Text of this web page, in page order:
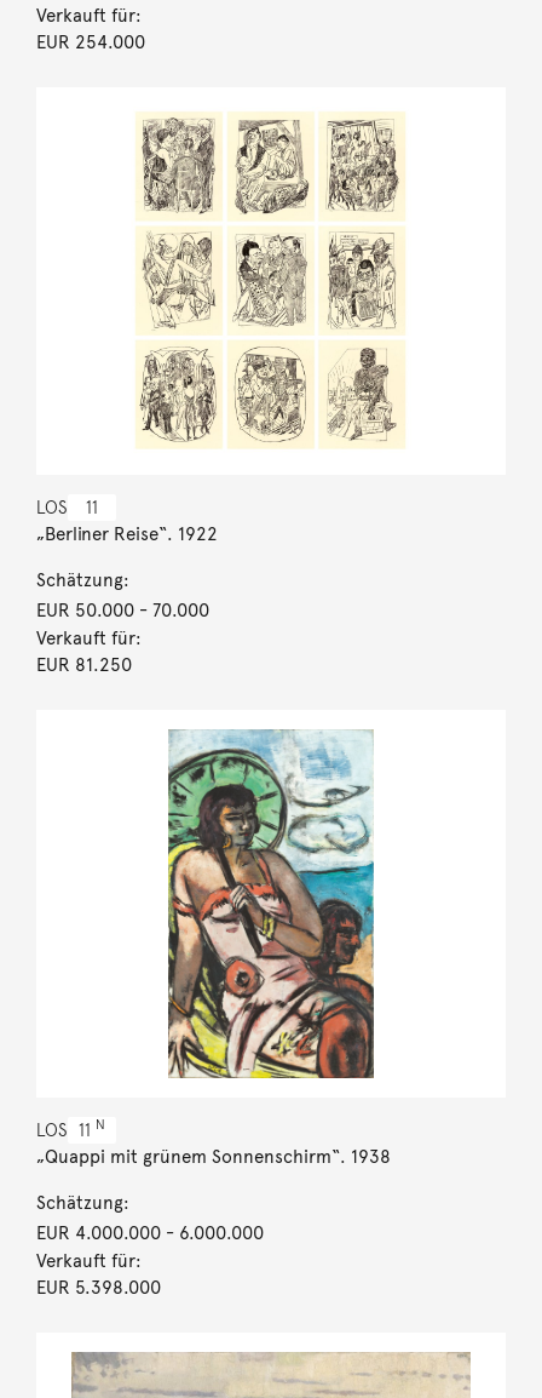
Verkauft für:
EUR 254.000
LOS 11
„Berliner Reise“. 1922
Schätzung:
EUR 50.000- 70.000
Verkauft für:
EUR 81.250
LOS 11 N
„Quappi mit grünem Sonnenschirm“. 1938
Schätzung:
EUR 4.000.000- 6.000.000
Verkauft für:
EUR 5.398.000